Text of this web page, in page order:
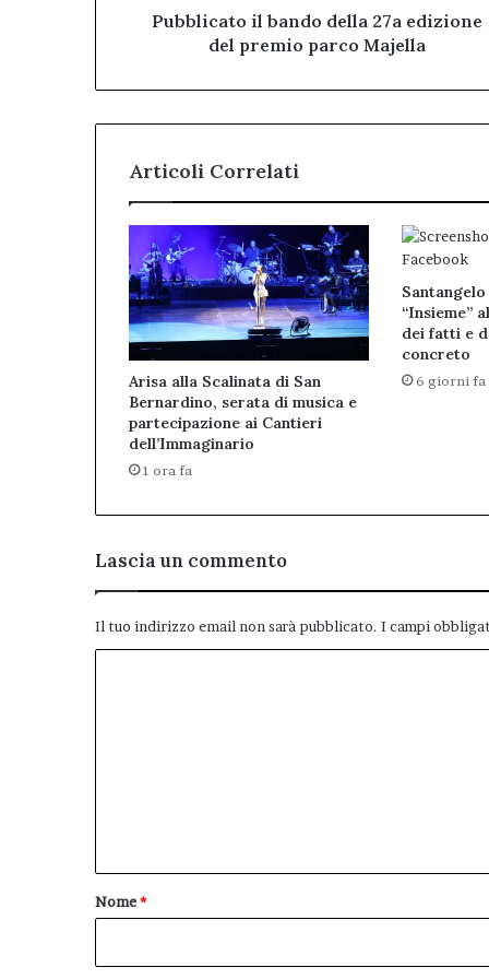
Pubblicato il bando della 27a edizione
del premio parco Majella
Articoli Correlati
Arisa alla Scalinata di San
Bernardino, serata di musica e
partecipazione ai Cantieri
dell’Immaginario
1 ora fa
“Insieme”
dei fatti e
concreto
6 giorni fa
Lascia un commento
Il tuo indirizzo email non sarà pubblicato. I campi
o
Nome*